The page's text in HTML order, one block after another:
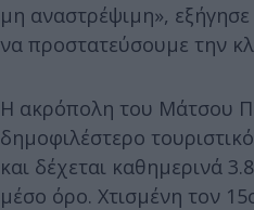
μη αναστρέψιμη», εξήγησε
να προστατεύσουμε την
Η ακρόπολη του Μάτσου
δημοφιλέστερο
και δέχεται καθημερινά
μέσο όρο. Χτισμένη τον